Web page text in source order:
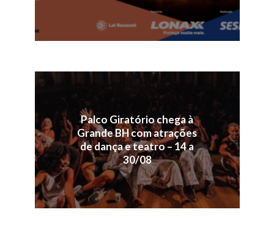
Palco Giratório chega à
Grande BH com atrações
de dança e teatro – 14 a
30/08